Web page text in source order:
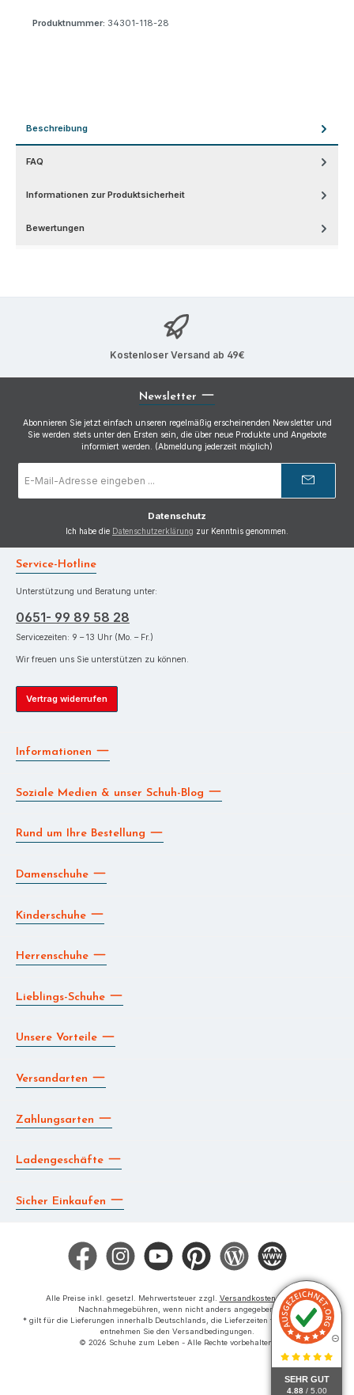
SEHR GUT
4.88 / 5.00
Produktnummer: 34301-118-28
Beschreibung
FAQ
Informationen zur Produktsicherheit
Bewertungen
Kostenloser Versand ab 49€
Newsletter
Abonnieren Sie jetzt einfach unseren regelmäßig erscheinenden Newsletter und
Sie werden stets unter den Ersten sein, die über neue Produkte und Angebote
informiert werden. (Abmeldung jederzeit möglich)
Mail-
Adresse
Datenschutz
Ich habe die Datenschutzerklärung zur Kenntnis genommen.
Service-Hotline
Unterstützung und Beratung unter:
0651- 99 89 58 28
Servicezeiten: 9 – 13 Uhr (Mo. – Fr.)
Wir freuen uns Sie unterstützen zu können.
Vertrag widerrufen
Informationen
Soziale Medien & unser Schuh-Blog
Rund um Ihre Bestellung
Damenschuhe
Kinderschuhe
Herrenschuhe
Lieblings-Schuhe
Unsere Vorteile
Versandarten
Zahlungsarten
Ladengeschäfte
Sicher Einkaufen
Facebook Instagram YouTube Pinterest Blog Die BERG App
Alle Preise inkl. gesetzl. Mehrwertsteuer zzgl. Versandkostenund ggf.
Nachnahmegebühren, wenn nicht anders angegeben.
* gilt für die Lieferungen innerhalb Deutschlands, die Lieferzeiten für das Ausland
entnehmen Sie den Versandbedingungen.
© 2026 Schuhe zum Leben - Alle Rechte vorbehalten.